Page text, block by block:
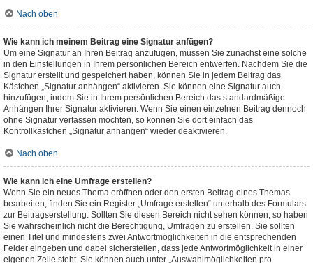
Nach oben
Wie kann ich meinem Beitrag eine Signatur anfügen?
Um eine Signatur an Ihren Beitrag anzufügen, müssen Sie zunächst eine solche
in den Einstellungen in Ihrem persönlichen Bereich entwerfen. Nachdem Sie die
Signatur erstellt und gespeichert haben, können Sie in jedem Beitrag das
Kästchen „Signatur anhängen“ aktivieren. Sie können eine Signatur auch
hinzufügen, indem Sie in Ihrem persönlichen Bereich das standardmäßige
Anhängen Ihrer Signatur aktivieren. Wenn Sie einen einzelnen Beitrag dennoch
ohne Signatur verfassen möchten, so können Sie dort einfach das
Kontrollkästchen „Signatur anhängen“ wieder deaktivieren.
Nach oben
Wie kann ich eine Umfrage erstellen?
Wenn Sie ein neues Thema eröffnen oder den ersten Beitrag eines Themas
bearbeiten, finden Sie ein Register „Umfrage erstellen“ unterhalb des Formulars
zur Beitragserstellung. Sollten Sie diesen Bereich nicht sehen können, so haben
Sie wahrscheinlich nicht die Berechtigung, Umfragen zu erstellen. Sie sollten
einen Titel und mindestens zwei Antwortmöglichkeiten in die entsprechenden
Felder eingeben und dabei sicherstellen, dass jede Antwortmöglichkeit in einer
eigenen Zeile steht. Sie können auch unter „Auswahlmöglichkeiten pro